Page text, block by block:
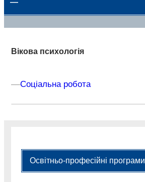
Вікова психологія
––Соціальна робота
Освітньо-професійні програми